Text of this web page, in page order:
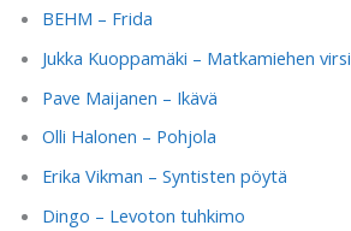
BEHM – Frida
Jukka Kuoppamäki – Matkamiehen virsi
Pave Maijanen – Ikävä
Olli Halonen – Pohjola
Erika Vikman – Syntisten pöytä
Dingo – Levoton tuhkimo